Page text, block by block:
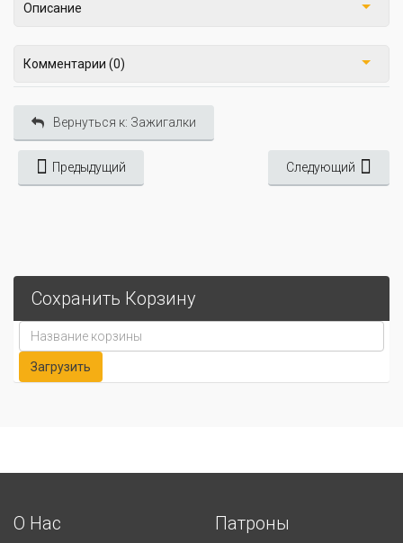
Описание
Комментарии (0)
Вернуться к: Зажигалки
Предыдущий Следующий
Сохранить Корзину
О Нас Патроны